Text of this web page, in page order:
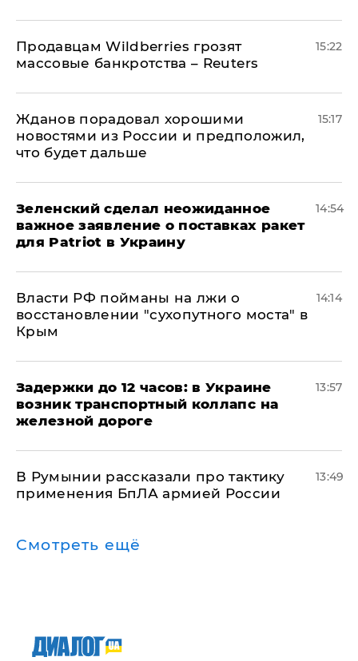
Продавцам Wildberries грозят
массовые банкротства – Reuters
15:22
Жданов порадовал хорошими
новостями из России и предположил,
что будет дальше
15:17
Зеленский сделал неожиданное
важное заявление о поставках ракет
для Patriot в Украину
14:54
Власти РФ пойманы на лжи о
восстановлении "сухопутного моста" в
Крым
14:14
Задержки до 12 часов: в Украине
возник транспортный коллапс на
железной дороге
13:57
В Румынии рассказали про тактику
применения БпЛА армией России
13:49
Смотреть ещё